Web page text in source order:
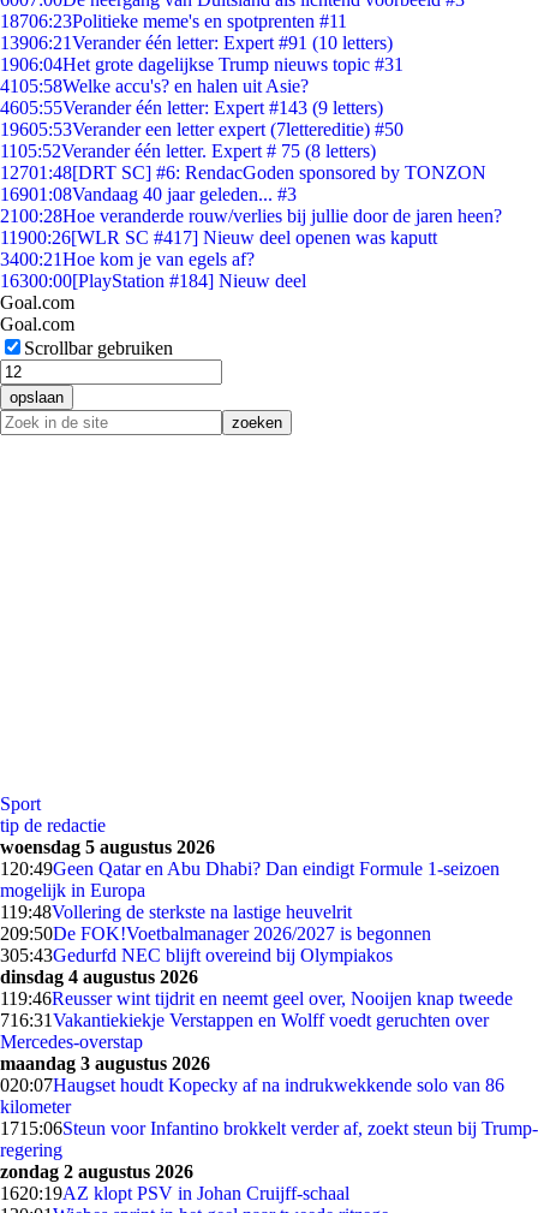
18706:23Politieke meme's en spotprenten #11
13906:21Verander één letter: Expert #91 (10 letters)
1906:04Het grote dagelijkse Trump nieuws topic #31
4105:58Welke accu's? en halen uit Asie?
4605:55Verander één letter: Expert #143 (9 letters)
19605:53Verander een letter expert (7lettereditie) #50
1105:52Verander één letter. Expert # 75 (8 letters)
12701:48[DRT SC] #6: RendacGoden sponsored by TONZON
16901:08Vandaag 40 jaar geleden... #3
2100:28Hoe veranderde rouw/verlies bij jullie door de jaren heen?
11900:26[WLR SC #417] Nieuw deel openen was kaputt
3400:21Hoe kom je van egels af?
16300:00[PlayStation #184] Nieuw deel
Goal.com
Goal.com
Scrollbar gebruiken
opslaan
Sport
tip de redactie
woensdag 5 augustus 2026
1 20:49Geen Qatar en Abu Dhabi? Dan eindigt Formule 1-seizoen
mogelijk in Europa
119:48Vollering de sterkste na lastige heuvelrit
209:50De FOK!Voetbalmanager 2026/2027 is begonnen
305:43Gedurfd NEC blijft overeind bij Olympiakos
dinsdag 4 augustus 2026
119:46Reusser wint tijdrit en neemt geel over, Nooijen knap tweede
716:31Vakantiekiekje Verstappen en Wolff voedt geruchten over
Mercedes-overstap
maandag 3 augustus 2026
020:07Haugset houdt Kopecky af na indrukwekkende solo van 86
kilometer
1715:06Steun voor Infantino brokkelt verder af, zoekt steun bij Trump-
regering
zondag 2 augustus 2026
1620:19AZ klopt PSV in Johan Cruijff-schaal